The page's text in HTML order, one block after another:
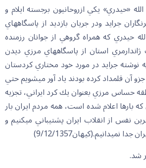
«حيدري» يكي ازروحانيون برجسته ايلام و
جرايد ودر جريان بازديد از پاسگاههاي
حيدري كه همراه گروهي از جوانان رزمنده
ژاندارمري استان از پاسگاههاي مرزي ديدن
نوشته جرايد در مورد خود مختاري كردستان
جزو آن قلمداد كرده بودند ياد آور مي‏شويم حتي
حساس مرزي بعنوان يك كرد ايراني، تجزيه
اعلام شده است، همه مردم ايران بار
نفس از انقلاب ايران پشتيباني مي‏كنيم و
نمي‏دانيم.(كيهان9/12/1357)
شد.